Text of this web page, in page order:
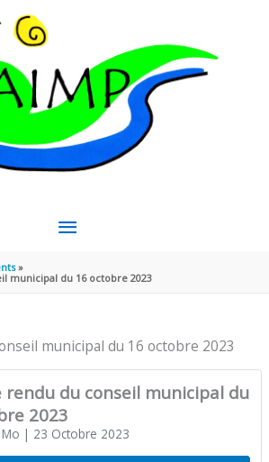
MENU
PRINCIPAL
municipal du 16 octobre 2023
municipal du 16 octobre 2023
rendu du conseil municipal du
2023
| 23 Octobre 2023